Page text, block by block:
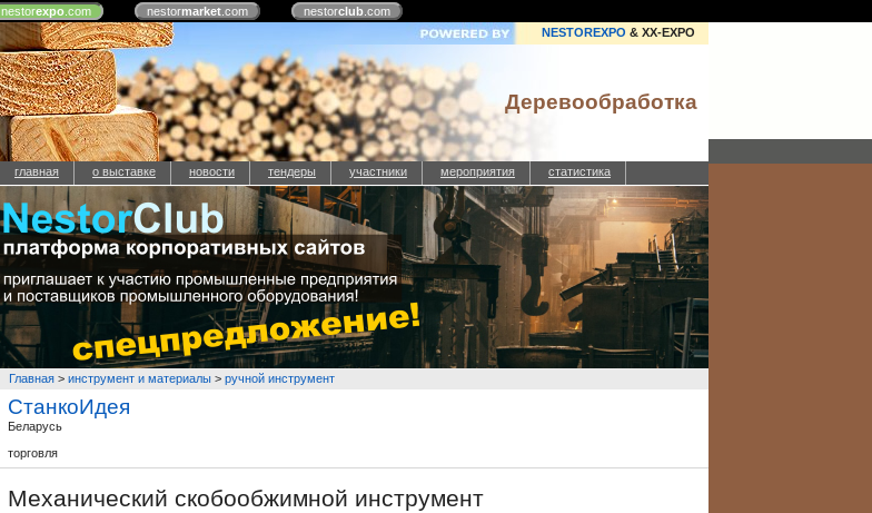
nestorexpo.com nestormarket.com nestorclub.com
NESTOREXPO & XX-EXPO
Деревообработка
главная о выставке новости тендеры участники мероприятия статистика
Главная > инструмент и материалы > ручной инструмент
СтанкоИдея
Беларусь
торговля
Механический скобообжимной инструмент